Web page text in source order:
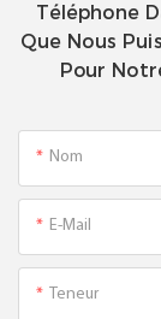
Téléphone
Que Nous
Pour
Nom
E-Mail
Teneur